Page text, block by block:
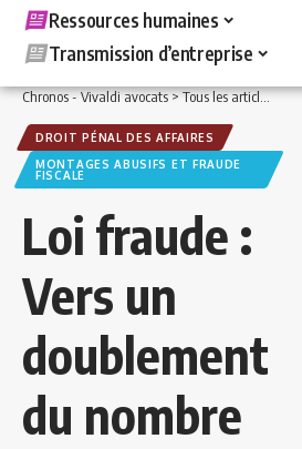
Ressources humaines
Transmission d’entreprise
Chronos - Vivaldi avocats>Tous les articles >
DROIT PÉNAL DES AFFAIRES
MONTAGES ABUSIFS ET FRAUDE
FISCALE
Loi fraude :
Vers un
doublement
du nombre